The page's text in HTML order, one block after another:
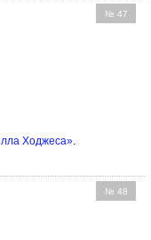
№ 47
Ходжеса».
№ 48